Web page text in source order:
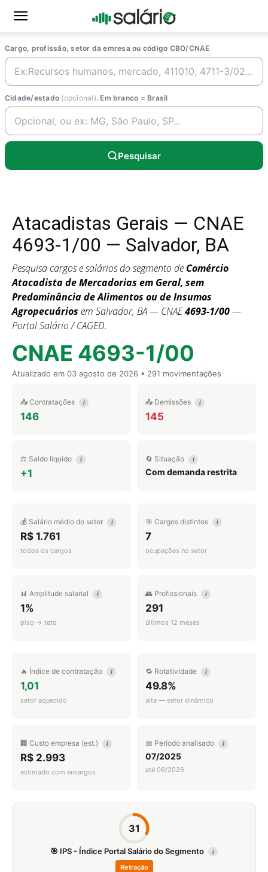
Cargo, profissão, setor da emresa ou código CBO/CNAE
Cidade/estado (opcional). Em branco = Brasil
Pesquisar
Atacadistas Gerais — CNAE
4693-1/00 — Salvador, BA
Pesquisa cargos e salários do segmento de Comércio
Atacadista de Mercadorias em Geral, sem
Predominância de Alimentos ou de Insumos
Agropecuários em Salvador, BA — CNAE4693-1/00—
Portal Salário / CAGED.
CNAE 4693-1/00
Atualizado em 03 agosto de 2026 • 291 movimentações
📥 Contratações i
146
📤 Demissões i
145
⚖️ Saldo líquido i
+1
🔄 Situação i
Com demanda restrita
💰 Salário médio do setor i
R$ 1.761
todos os cargos
🎯 Cargos distintos i
7
ocupações no setor
📊 Amplitude salarial i
1%
piso → teto
👥 Profissionais i
291
últimos 12 meses
🔥 Índice de contratação i
1,01
setor aquecido
🔁 Rotatividade i
49.8%
alta — setor dinâmico
🏢 Custo empresa (est.) i
R$ 2.993
estimado com encargos
📅 Período analisado i
07/2025
até 06/2026
31
🎯 IPS - Índice Portal Salário do Segmento i
Retração